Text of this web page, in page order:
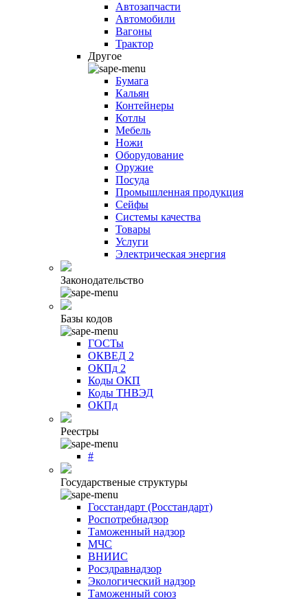
Автозапчасти
Автомобили
Вагоны
Трактор
Другое
Бумага
Кальян
Контейнеры
Котлы
Мебель
Ножи
Оборудование
Оружие
Посуда
Промышленная продукция
Сейфы
Системы качества
Товары
Услуги
Электрическая энергия
Законодательство
Базы кодов
ГОСТы
ОКВЕД 2
ОКПд 2
Коды ОКП
Коды ТНВЭД
ОКПд
Реестры
#
Государственые структуры
Госстандарт (Росстандарт)
Роспотребнадзор
Таможенный надзор
МЧС
ВНИИС
Росздравнадзор
Экологический надзор
Таможенный союз